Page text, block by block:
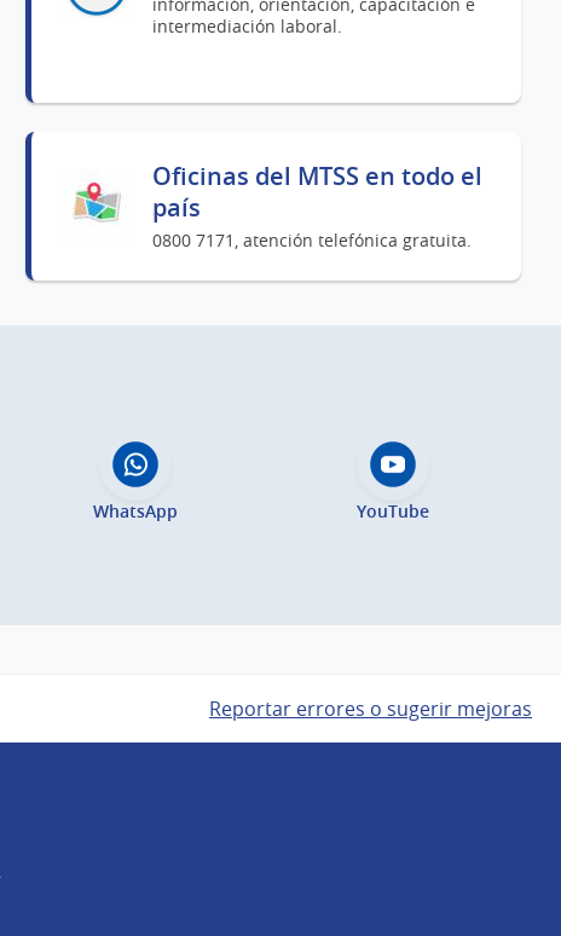
intermediación laboral.
Oficinas del MTSS en todo el
país
0800 7171, atención telefónica gratuita.
WhatsApp YouTube
Reportar errores o sugerir mejoras